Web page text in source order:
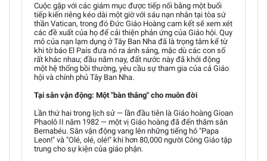
Cuộc gặp với các giám mục được tiếp nối bằng một buổi
tiếp kiến riêng kéo dài một giờ với sáu nạn nhân tại tòa sứ
thần Vatican, trong đó Đức Giáo Hoàng cam kết sẽ xem xét
các đề xuất của họ để cải thiện phản ứng của Giáo hội. Quy
mô của nạn lạm dụng ở Tây Ban Nha đã là trọng tâm kể từ
khi tờ báo El País đưa nó ra ánh sáng, mặc dù các con số
rất khác nhau; đầu năm nay, đất nước này đã khởi động
một hệ thống bồi thường, yêu cầu sự tham gia của cả Giáo
hội và chính phủ Tây Ban Nha.
Tại sân vận động: Một "bàn thắng" cho muôn đời
Lần thứ hai trong lịch sử — lần đầu tiên là Giáo hoàng Gioan
Phaolô II năm 1982 — một vị Giáo hoàng đã đến thăm sân
Bernabéu. Sân vận động vang lên những tiếng hô "Papa
Leon!" và "Olé, olé, olé!" khi hơn 80,000 người Công Giáo tập
trung cho sự kiện của giáo phận.